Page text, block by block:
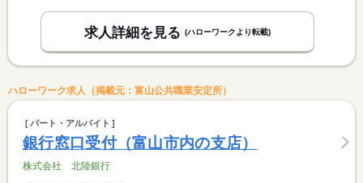
求人詳細を見る (ハローワークより転載)
ハローワーク求人（掲載元：富山公共職業安定所）
パート・アルバイト
銀行窓口受付（富山市内の支店）
株式会社 北陸銀行